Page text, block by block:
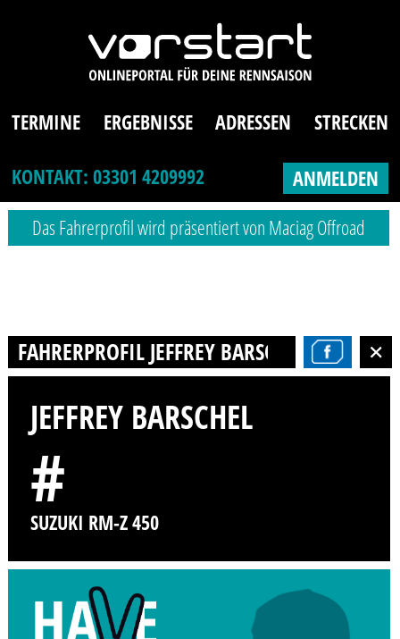
TERMINE ERGEBNISSE ADRESSEN
STRECKEN
KONTAKT: 03301 4209992
ANMELDEN
Das Fahrerprofil wird präsentiert von Maciag Offroad
FAHRERPROFIL JEFFREY BARSCHEL
JEFFREY BARSCHEL
#
SUZUKI RM-Z 450